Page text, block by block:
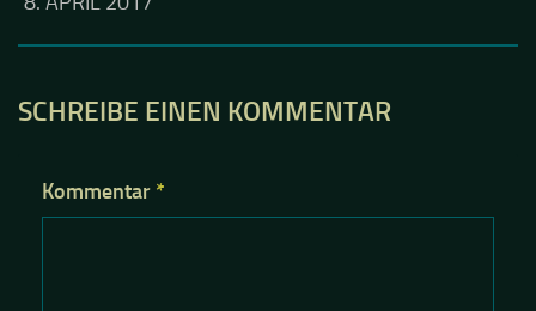
SCHREIBE EINEN KOMMENTAR
Kommentar *